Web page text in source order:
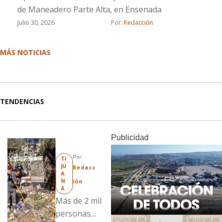
de Maneadero Parte Alta, en Ensenada
Julio 30, 2026 Por: Redacción
MÁS NOTICIAS
TENDENCIAS
TI
JU
A
N
A
Por:
Redacc
ión
Más de 2 mil
personas
Publicidad